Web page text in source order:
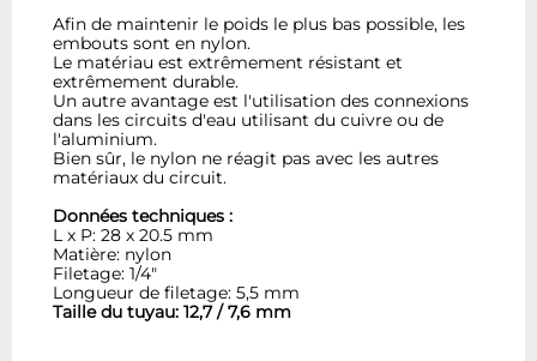
Afin de maintenir le poids le plus bas possible, les
embouts sont en nylon.
Le matériau est extrêmement résistant et
extrêmement durable.
Un autre avantage est l'utilisation des connexions
dans les circuits d'eau utilisant du cuivre ou de
l'aluminium.
Bien sûr, le nylon ne réagit pas avec les autres
matériaux du circuit.
Données techniques :
L x P: 28 x 20.5 mm
Matière: nylon
Filetage: 1/4"
Longueur de filetage: 5,5 mm
Taille du tuyau: 12,7 / 7,6 mm